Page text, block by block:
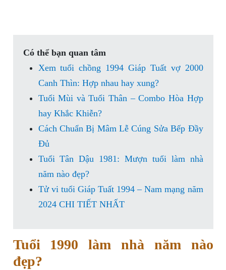
Có thể bạn quan tâm
Xem tuổi chồng 1994 Giáp Tuất vợ 2000
Canh Thìn: Hợp nhau hay xung?
Tuổi Mùi và Tuổi Thân – Combo Hòa Hợp
hay Khắc Khiễn?
Cách Chuẩn Bị Mâm Lễ Cúng Sửa Bếp Đầy
Đủ
Tuổi Tân Dậu 1981: Mượn tuổi làm nhà
năm nào đẹp?
Tử vi tuổi Giáp Tuất 1994 – Nam mạng năm
2024 CHI TIẾT NHẤT
Tuổi 1990 làm nhà năm nào
đẹp?